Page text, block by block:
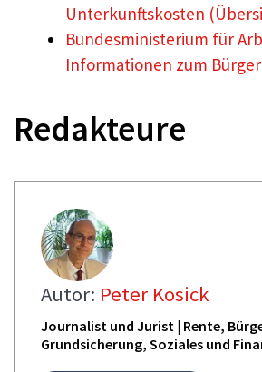
Unterkunftskosten
Bundesministerium für
Informationen zum
Redakteure
Autor: Peter Kosick
Journalist und Jurist | Rente,
Grundsicherung, Soziales und